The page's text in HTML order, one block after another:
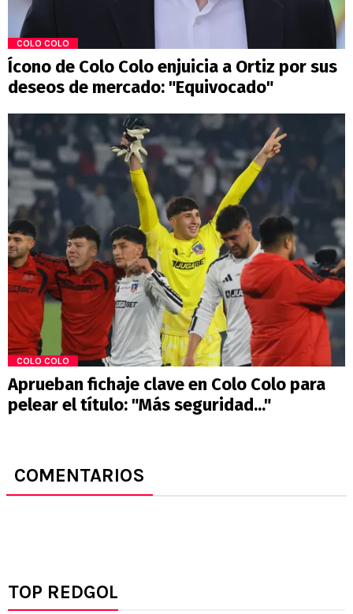
COLO COLO
Ícono de Colo Colo enjuicia a Ortiz por sus
deseos de mercado: "Equivocado"
COLO COLO
Aprueban fichaje clave en Colo Colo para
pelear el título: "Más seguridad..."
COMENTARIOS
TOP REDGOL